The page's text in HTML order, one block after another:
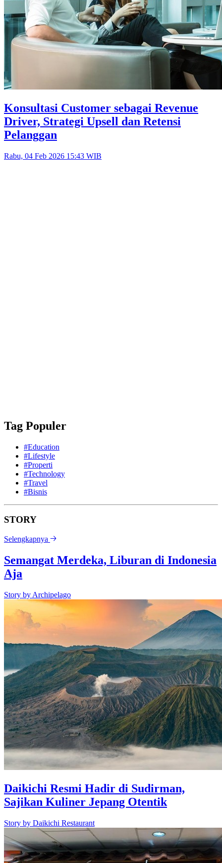
Konsultasi Customer sebagai Revenue
Driver, Strategi Upsell dan Retensi
Pelanggan
Rabu, 04 Feb 2026 15:43 WIB
Tag Populer
#Education
#Lifestyle
#Properti
#Technology
#Travel
#Bisnis
STORY
Selengkapnya
Semangat Merdeka, Liburan di Indonesia
Aja
Story by Archipelago
Daikichi Resmi Hadir di Sudirman,
Sajikan Kuliner Jepang Otentik
Story by Daikichi Restaurant